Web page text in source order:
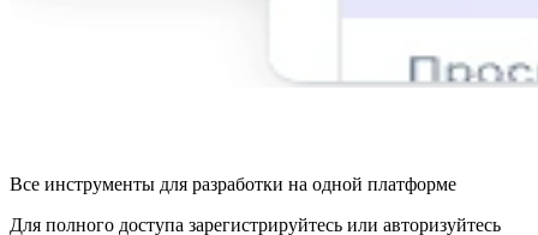
Все инструменты для разработки на одной платформе
Для полного доступа зарегистрируйтесь или авторизуйтесь